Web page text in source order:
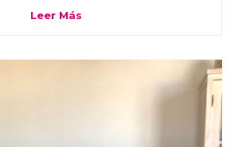
Leer Más